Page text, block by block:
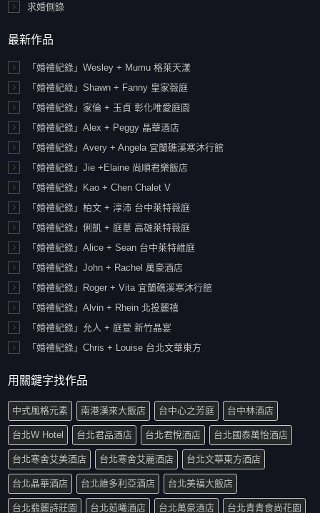
求婚側錄
最新作品
「婚禮紀錄」Wesley + Mumu 格萊天漾
「婚禮紀綠」Shawn + Fanny 皇家薇庭
「婚禮紀錄」家倫 + 玉貞 彰化唯愛庭園
「婚禮紀錄」Alex + Peggy 晶華酒店
「婚禮紀錄」Avery + Angela 宜蘭礁溪寒沐行館
「婚禮紀錄」Jie +Elaine 尚順君樂飯店
「婚禮紀錄」Kao + Chen Chalet V
「婚禮紀錄」柏文 + 淳沛 台中萊特薇庭
「婚禮紀錄」俐凱 + 庭葦 高雄萊特薇庭
「婚禮紀錄」Alice + Sean 台中萊特維庭
「婚禮紀錄」John + Rachel 萬豪酒店
「婚禮紀錄」Roger + Vita 宜蘭礁溪寒沐行館
「婚禮紀錄」Alvin + Rhein 北投麗禧
「婚禮紀錄」允人 + 庭萱 新竹晶宴
「婚禮紀錄」Chris + Louise 台北文華東方
用關鍵字找作品
中式風格元素 南港漢來大飯店 台中心之芳庭 台中林酒店
台北W Hotel 台北君品酒店 台北君悅酒店 台北國泰萬怡酒店
台北寒舍艾美酒店 台北寒舍艾麗酒店 台北文華東方酒店
台北晶華酒店 台北維多利亞酒店 台北美福大飯店
台北翡麗詩莊園 台北茹曦酒店 台北萬豪酒店 台北青青食尚花園